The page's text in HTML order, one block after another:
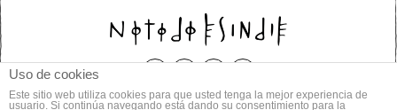
© 2014 Todos los derechos reservados.
Uso de cookies
Este sitio web utiliza cookies para que usted tenga la mejor experiencia de
usuario. Si continúa navegando está dando su consentimiento para la